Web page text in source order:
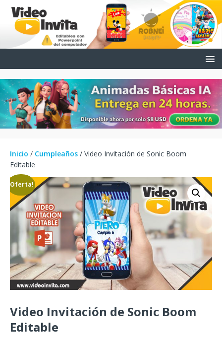
Inicio / Cumpleaños / Video Invitación de Sonic Boom
Editable
¡Oferta!
Video Invitación de Sonic Boom
Editable